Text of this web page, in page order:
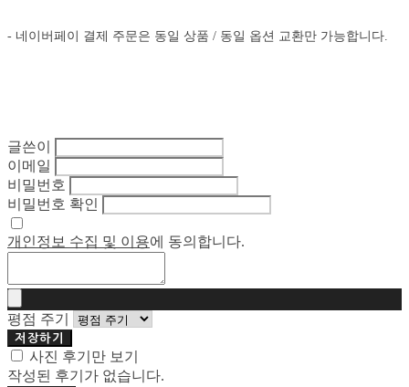
- 네이버페이 결제 주문은 동일 상품 / 동일 옵션 교환만 가능합니다.
글쓴이
이메일
비밀번호
비밀번호 확인
개인정보 수집 및 이용에 동의합니다.
평점 주기
저장하기
사진 후기만 보기
작성된 후기가 없습니다.